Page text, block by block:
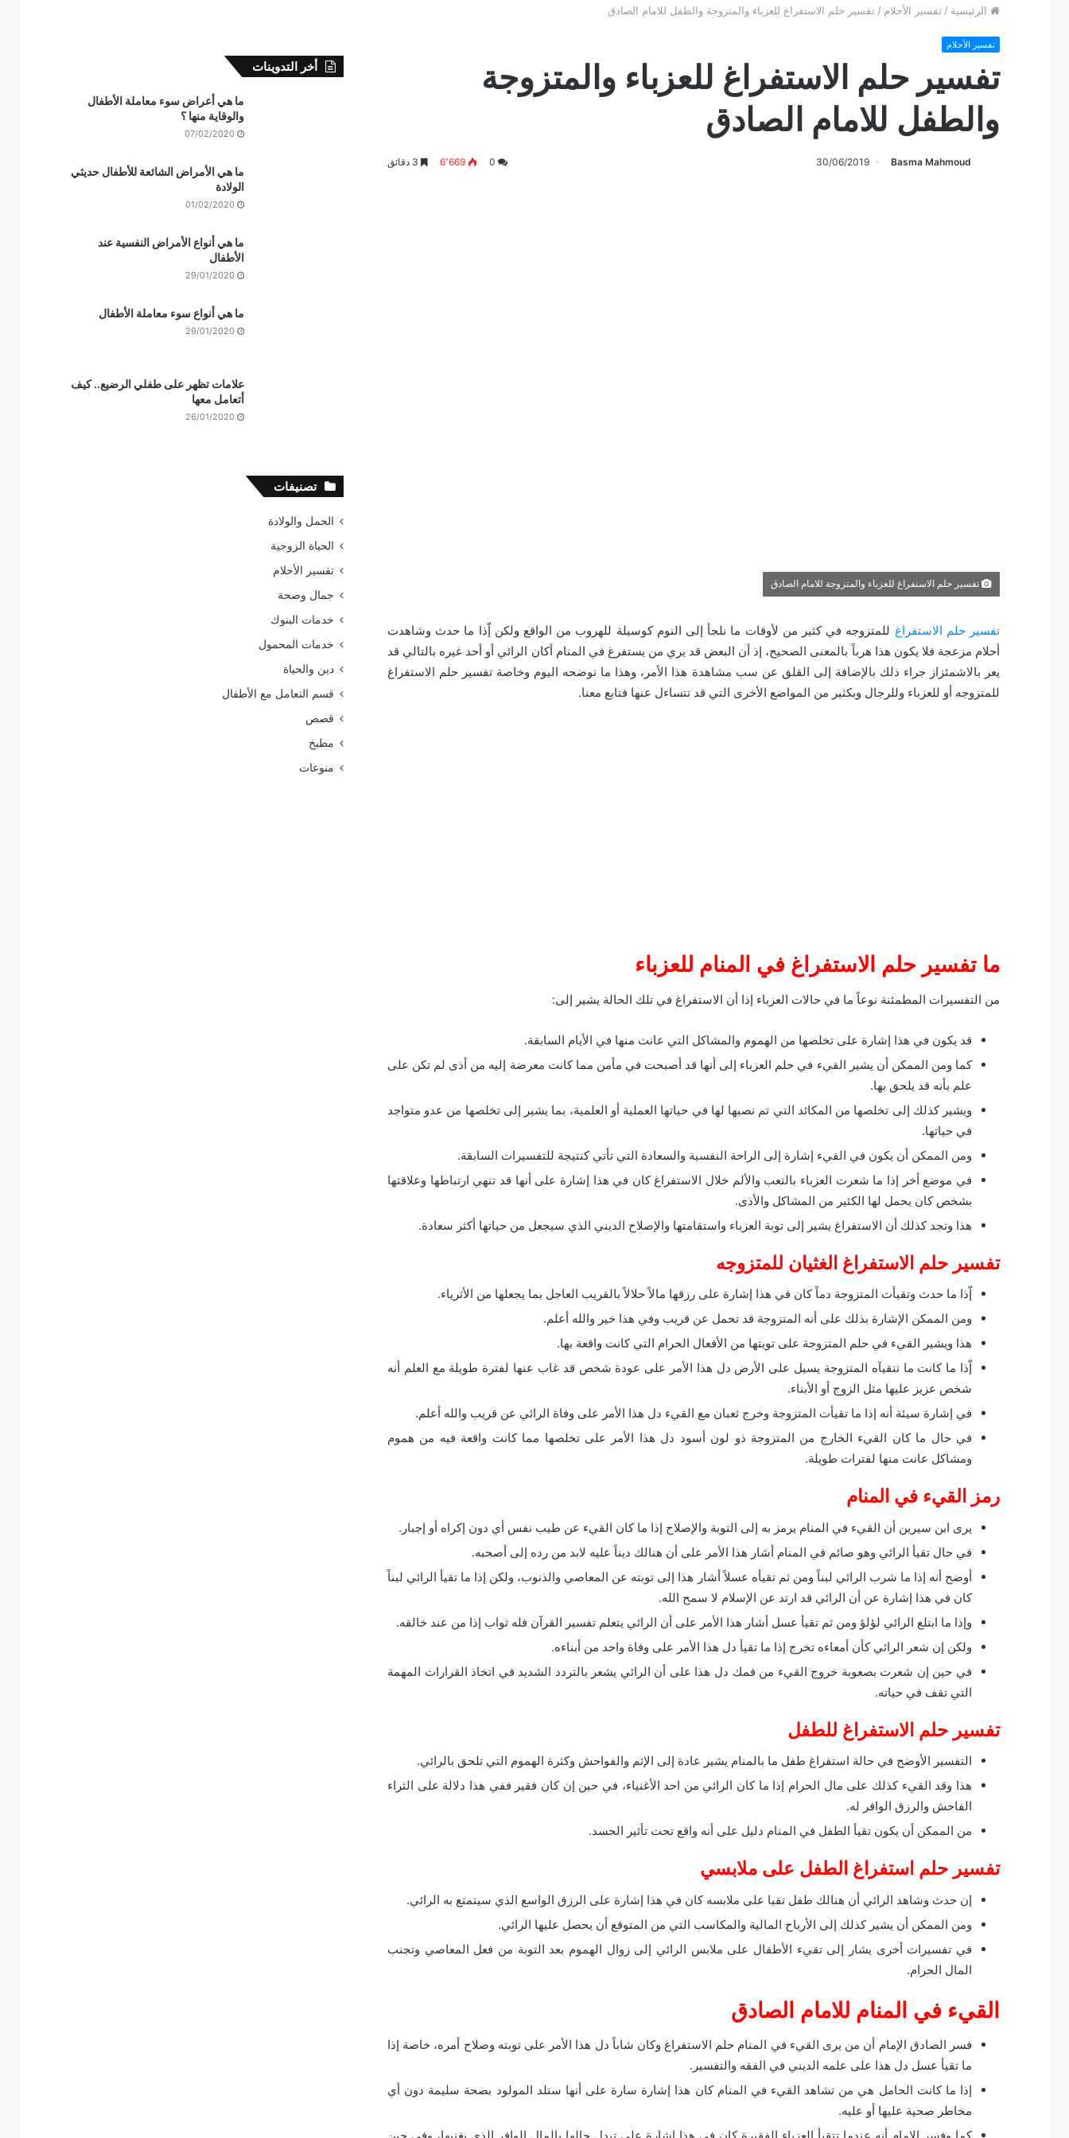
الرئيسية / تفسير الأحلام / تفسير حلم الاستفراغ للعزباء والمتزوجة والطفل للامام الصادق
تفسير الأحلام
تفسير حلم الاستفراغ للعزباء والمتزوجة
والطفل للامام الصادق
Basma Mahmoud
30/06/2019
0 6٬669
تفسير حلم الاستفراغ للعزباء والمتزوجة للامام الصادق
تفسير حلم الاستفراغ للمتزوجه في كثير من لأوقات ما نلجأ إلى النوم كوسيلة للهروب من الواقع ولكن إّذا ما حدث وشاهدت
أحلام مزعجة فلا يكون هذا هرباً بالمعنى الصحيح، إذ أن البعض قد يري من يستفرغ في المنام أكان الرائي أو أحد غيره بالتالي قد
يعر بالاشمئزاز جراء ذلك بالإضافة إلى القلق عن سب مشاهدة هذا الأمر، وهذا ما نوضحه اليوم وخاصة تفسير حلم الاستفراغ
للمتزوجه أو للعزباء وللرجال وبكثير من المواضع الأخرى التي قد تتساءل عنها فتابع معنا.
ما تفسير حلم الاستفراغ في المنام للعزباء
من التفسيرات المطمئنة نوعاً ما في حالات العزباء إذا أن الاستفراغ في تلك الحالة يشير إلى:
قد يكون في هذا إشارة على تخلصها من الهموم والمشاكل التي عانت منها في الأيام السابقة.
كما ومن الممكن أن يشير القيء في حلم العزباء إلى أنها قد أصبحت في مأمن مما كانت معرضة إليه من أذى لم تكن على
علم بأنه قد يلحق بها.
ويشير كذلك إلى تخلصها من المكائد التي تم نصبها لها في حياتها العملية أو العلمية، بما يشير إلى تخلصها من عدو متواجد
في حياتها.
ومن الممكن أن يكون في القيء إشارة إلى الراحة النفسية والسعادة التي تأتي كنتيجة للتفسيرات السابقة.
في موضع أخر إذا ما شعرت العزباء بالتعب والألم خلال الاستفراغ كان في هذا إشارة على أنها قد تنهي ارتباطها وعلاقتها
بشخص كان يحمل لها الكثير من المشاكل والأذى.
هذا وتجد كذلك أن الاستفراغ يشير إلى توبة العزباء واستقامتها والإصلاح الديني الذي سيجعل من حياتها أكثر سعادة.
تفسير حلم الاستفراغ الغثيان للمتزوجه
إّذا ما حدث وتقيأت المتزوجة دماً كان في هذا إشارة على رزقها مالاً حلالاً بالقريب العاجل بما يجعلها من الأثرياء.
ومن الممكن الإشارة بذلك على أنه المتزوجة قد تحمل عن قريب وفي هذا خير والله أعلم.
هذا ويشير القيء في حلم المتزوجة على توبتها من الأفعال الحرام التي كانت واقعة بها.
إّذا ما كانت ما تتقيآه المتزوجة يسيل على الأرض دل هذا الأمر على عودة شخص قد غاب عنها لفترة طويلة مع العلم أنه
شخص عزيز عليها مثل الزوج أو الأبناء.
في إشارة سيئة أنه إذا ما تقيأت المتزوجة وخرج ثعبان مع القيء دل هذا الأمر على وفاة الرائي عن قريب والله أعلم.
في حال ما كان القيء الخارج من المتزوجة ذو لون أسود دل هذا الأمر على تخلصها مما كانت واقعة فيه من هموم
ومشاكل عانت منها لفترات طويلة.
رمز القيء في المنام
يرى ابن سيرين أن القيء في المنام يرمز به إلى التوبة والإصلاح إذا ما كان القيء عن طيب نفس أي دون إكراه أو إجبار.
في حال تقيأ الرائي وهو صائم في المنام أشار هذا الأمر على أن هنالك ديناً عليه لابد من رده إلى أصحبه.
أوضح أنه إذا ما شرب الرائي لبناً ومن ثم تقيأه عسلاً أشار هذا إلى توبته عن المعاصي والذنوب، ولكن إذا ما تقيأ الرائي لبناً
كان في هذا إشارة عن أن الرائي قد ارتد عن الإسلام لا سمح الله.
وإذا ما ابتلع الرائي لؤلؤ ومن ثم تقيأ عسل أشار هذا الأمر على أن الرائي يتعلم تفسير القرآن فله ثواب إذا من عند خالقه.
ولكن إن شعر الرائي كأن أمعاءه تخرج إذا ما تقيأ دل هذا الأمر على وفاة واحد من أبناءه.
في حين إن شعرت بصعوبة خروج القيء من فمك دل هذا على أن الرائي يشعر بالتردد الشديد في اتخاذ القرارات المهمة
التي تقف في حياته.
تفسير حلم الاستفراغ للطفل
التفسير الأوضح في حالة استفراغ طفل ما بالمنام يشير عادة إلى الإثم والفواحش وكثرة الهموم التي تلحق بالرائي.
هذا وقد القيء كذلك على مال الحرام إذا ما كان الرائي من احد الأغنياء، في حين إن كان فقير ففي هذا دلالة على الثراء
الفاحش والرزق الوافر له.
من الممكن أن يكون تقيأ الطفل في المنام دليل على أنه واقع تحت تأثير الحسد.
تفسير حلم استفراغ الطفل على ملابسي
إن حدث وشاهد الرائي أن هنالك طفل تقيا على ملابسه كان في هذا إشارة على الرزق الواسع الذي سيتمتع به الرائي.
ومن الممكن أن يشير كذلك إلى الأرباح المالية والمكاسب التي من المتوقع أن يحصل عليها الرائي.
في تفسيرات أخرى يشار إلى تقيء الأطفال على ملابس الرائي إلى زوال الهموم بعد التوبة من فعل المعاصي وتجنب
المال الحرام.
القيء في المنام للامام الصادق
فسر الصادق الإمام أن من يرى القيء في المنام حلم الاستفراغ وكان شاباً دل هذا الأمر على توبته وصلاح أمره، خاصة إذا
ما تقيأ عسل دل هذا على علمه الديني في الفقه والتفسير.
إذا ما كانت الحامل هي من تشاهد القيء في المنام كان هذا إشارة سارة على أنها ستلد المولود بصحة سليمة دون أي
مخاطر صحية عليها أو عليه.
أخر التدوينات
ما هي أعراض سوء معاملة الأطفال
والوقاية منها ؟
07/02/2020
ما هي الأمراض الشائعة للأطفال حديثي
الولادة
01/02/2020
ما هي أنواع الأمراض النفسية عند
الأطفال
29/01/2020
ما هي أنواع سوء معاملة الأطفال
29/01/2020
علامات تظهر على طفلي الرضيع.. كيف
أتعامل معها
26/01/2020
تصنيفات
الحمل والولادة
الحياة الزوجية
تفسير الأحلام
جمال وصحة
خدمات البنوك
خدمات المحمول
دين والحياة
قسم التعامل مع الأطفال
قصص
مطبخ
منوعات